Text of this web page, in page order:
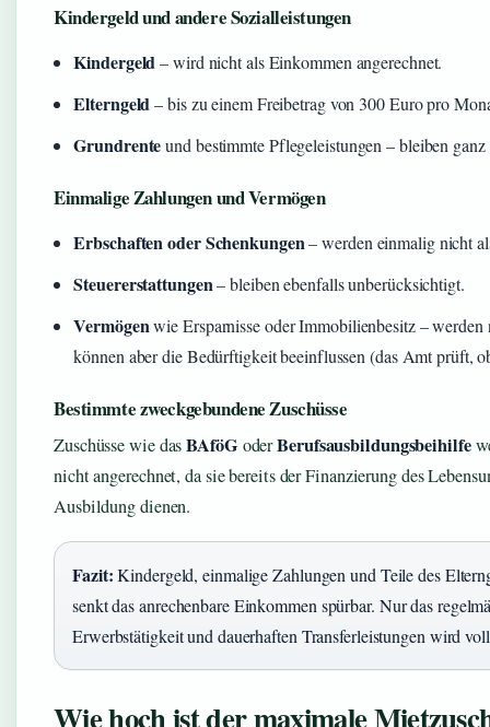
Kindergeld und andere Sozialleistungen
Kindergeld– wird nicht als Einkommen angerechnet.
Elterngeld– bis zu einem Freibetrag von 300 Euro pro
Grundrenteund bestimmte Pflegeleistungen – bleiben
Einmalige Zahlungen und Vermögen
Erbschaften oder Schenkungen– werden einmalig nicht
Steuererstattungen– bleiben ebenfalls unberücksichtigt.
Vermögenwie Ersparnisse oder Immobilienbesitz –
können aber die Bedürftigkeit beeinflussen (das Amt prüft,
Bestimmte zweckgebundene Zuschüsse
Zuschüsse wie dasBAföGoderBerufsausbildungsbeihilfe
nicht angerechnet, da sie bereits der Finanzierung des
Ausbildung dienen.
Fazit:Kindergeld, einmalige Zahlungen und Teile des
senkt das anrechenbare Einkommen spürbar. Nur das
Erwerbstätigkeit und dauerhaften Transferleistungen wird
Wie hoch ist der maximale